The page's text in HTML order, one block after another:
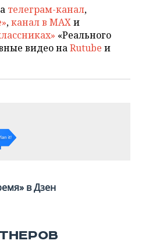
телеграм-канал,
,канал в MAXи
«Реального
видео наRutube и
в Дзен